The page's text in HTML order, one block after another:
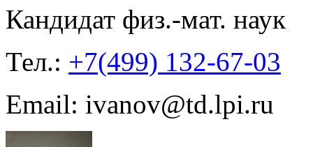
Кандидат физ.-мат. наук
Тел.: +7(499) 132-67-03
Email: ivanov@td.lpi.ru